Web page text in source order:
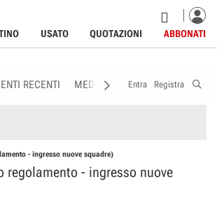
USATO QUOTAZIONI ABBONATI
RECENTI MEDIA MEMBRI
Entra Registra
- ingresso nuove squadre)
regolamento - ingresso nuove